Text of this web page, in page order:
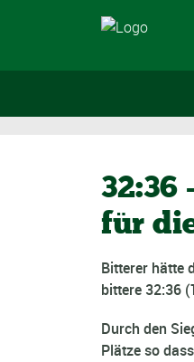
32:36
für
Bitterer hätte
bittere 32:36
Durch den
Plätze so